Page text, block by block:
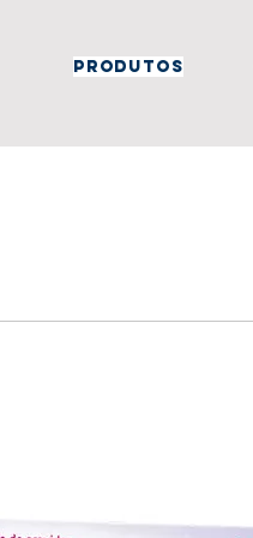
produtos